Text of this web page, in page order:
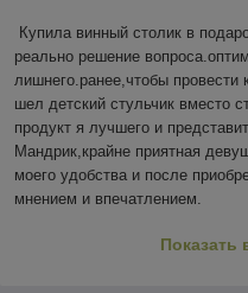
Купила винный столик в
реально решение
лишнего.ранее,чтобы
шел детский стульчик вместо
продукт я лучшего и
Мандрик,крайне приятная
моего удобства и после
мнением и впечатлением.
Показать